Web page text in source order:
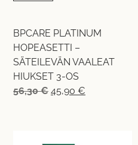
BPCARE PLATINUM
HOPEASETTI –
SÄTEILEVÄN VAALEAT
HIUKSET 3-OS
56,30€ 45,90 €